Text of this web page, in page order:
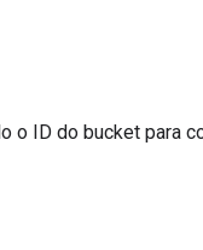
o ID do bucket para